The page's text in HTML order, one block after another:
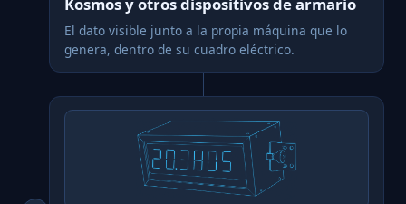
El dato visible junto a la propia máquina que lo
genera, dentro de su cuadro eléctrico.